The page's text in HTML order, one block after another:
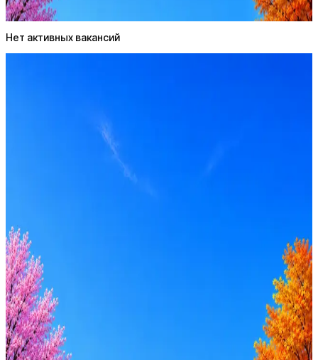
Нет активных вакансий
Стратегия поиска с AI: рынки, позиции, вилка, каналы
AI генерация сопроводительных писем